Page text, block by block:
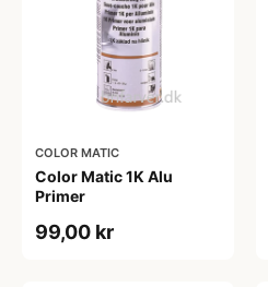
COLOR MATIC
Color Matic 1K Alu
Primer
99,00 kr